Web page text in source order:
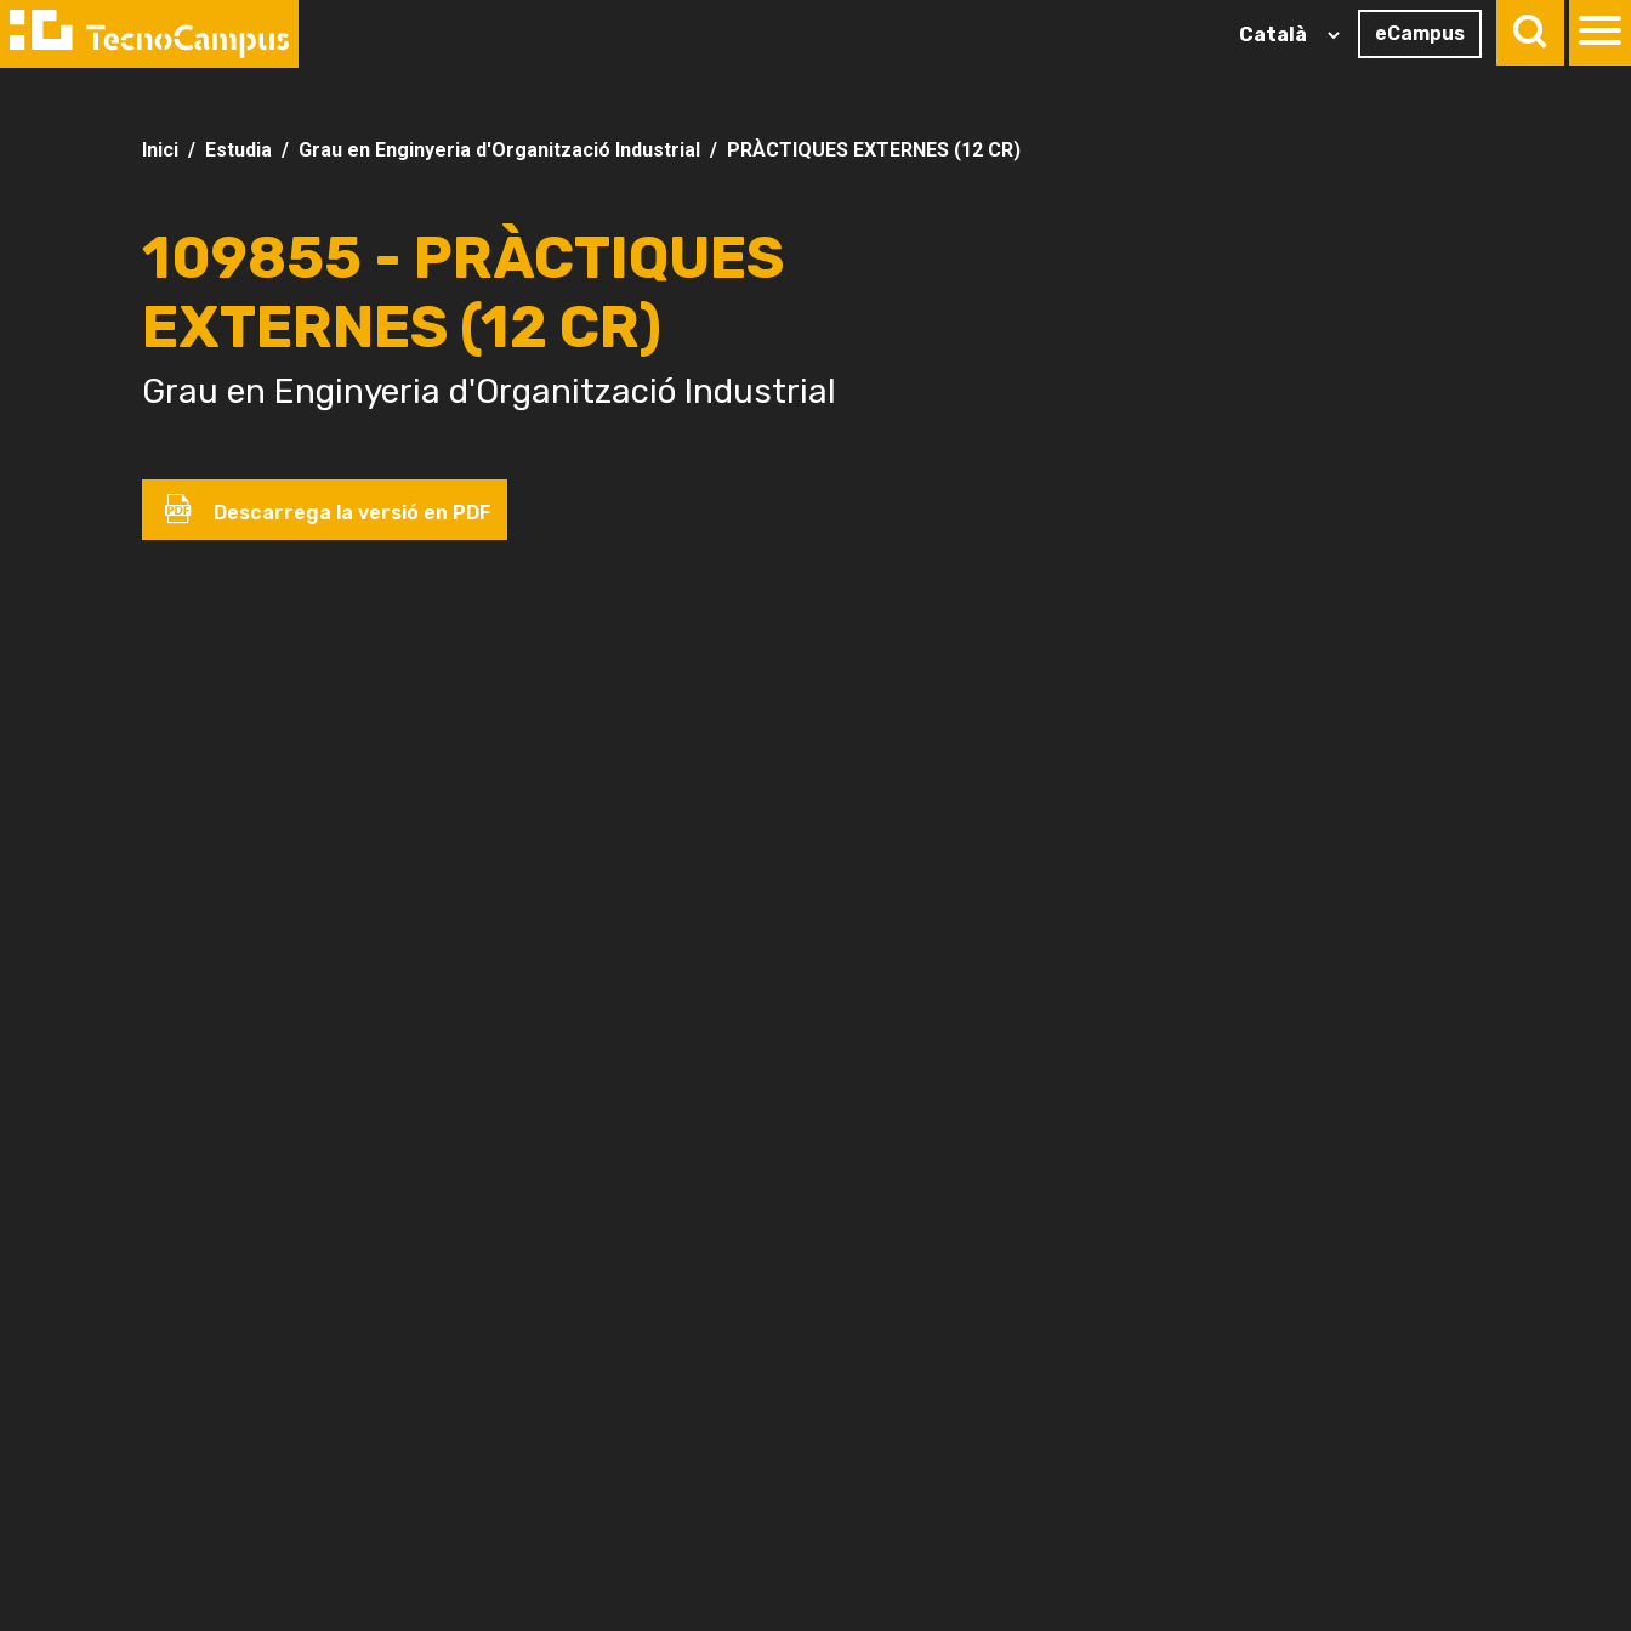
eCampus
Inici Estudia Grau en Enginyeria d'Organització Industrial PRÀCTIQUES EXTERNES (12 CR)
109855 - PRÀCTIQUES
EXTERNES (12 CR)
Grau en Enginyeria d'Organització Industrial
Descarrega la versió en PDF